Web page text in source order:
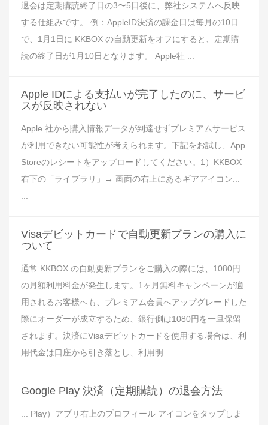
退会は定期購読終了日の3〜5日後に、弊社システムへ反映
する仕組みです。 例：AppleID決済の課金日は毎月の10日
で、1月1日に KKBOX の自動更新をオフにすると、定期購
読の終了日が1月10日となります。 Apple社 ...
Apple IDによる支払いが完了したのに、サービ
スが反映されない
Apple 社から購入情報データが到達せずプレミアムサービス
が利用できない可能性が考えられます。下記をお試し、App
Storeのレシートをアップロードしてください。1）KKBOX
右下の「ライブラリ」→ 画面の右上にあるギアアイコン...
Visaデビットカードで自動更新プランの購入に
ついて
通常 KKBOX の自動更新プランをご購入の際には、1080円
の月額利用料金が発生します。1ヶ月無料キャンペーンが適
用されるお客様へも、プレミアム会員へアップグレードした
際にオーダーが成立するため、銀行側は1080円を一旦保留
されます。決済にVisaデビットカードを使用する場合は、利
用代金は口座から引き落とし、利用明 ...
Google Play 決済（定期購読）の退会方法
... Play）アプリ右上のプロフィール アイコンをタップしま